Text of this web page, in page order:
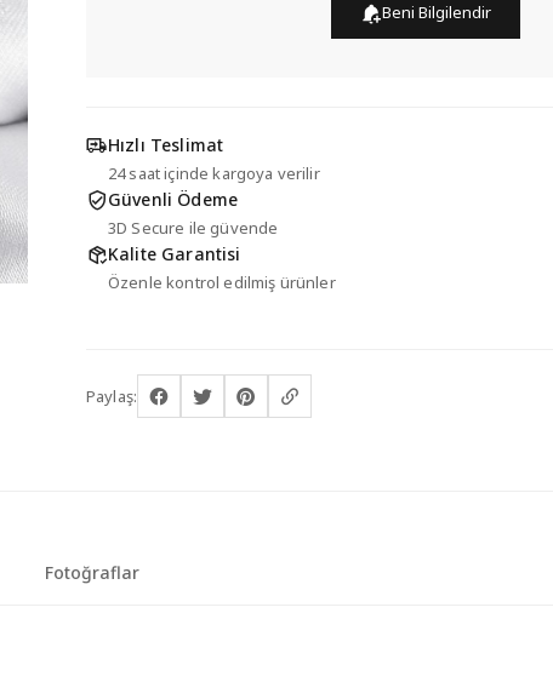
Beni Bilgilendir
Hızlı Teslimat
24 saat içinde kargoya verilir
Güvenli Ödeme
3D Secure ile güvende
Kalite Garantisi
Özenle kontrol edilmiş ürünler
Paylaş:
Fotoğraflar